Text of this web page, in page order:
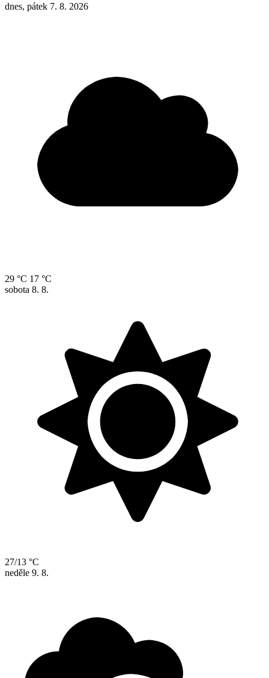
dnes, pátek 7. 8. 2026
29 °C 17 °C
sobota 8. 8.
27/13 °C
neděle 9. 8.